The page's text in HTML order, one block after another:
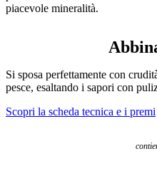
piacevole mineralità.
Si sposa perfettamente con
pesce, esaltando i sapori con
Scopri la scheda tecnica e i premi